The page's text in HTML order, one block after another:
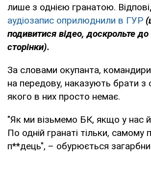
лише з однією гранатою.
аудіозапис оприлюднили в ГУР
подивитися відео, доскрольте до
сторінки).
За словами окупанта,
на передову, наказують брати
якого в них просто немає.
"Як ми візьмемо БК, якщо у нас
По одній гранаті тільки, самому
п**дець", – обурюється